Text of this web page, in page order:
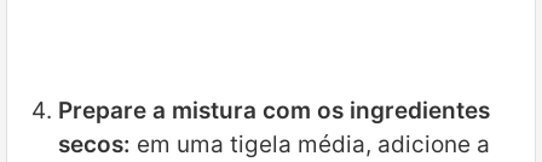
Prepare a mistura com os ingredientes
secos: em uma tigela média, adicione a